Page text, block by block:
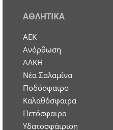
ΑΘΛΗΤΙΚΑ
ΑΕΚ
Ανόρθωση
ΑΛΚΗ
Νέα Σαλαμίνα
Ποδόσφαιρο
Καλαθόσφαιρα
Πετόσφαιρα
Υδατοσφάιριση